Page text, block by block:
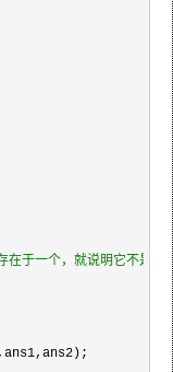
在于一个，就说明它不是